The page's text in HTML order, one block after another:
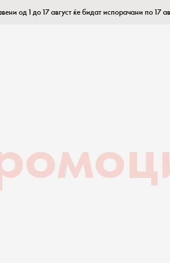
од 1 до 17 август ќе бидат испорачани по 17